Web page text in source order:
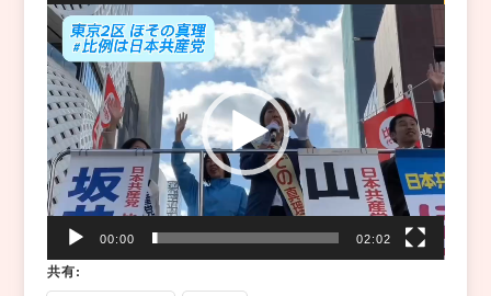
動
画
プ
レ
ー
ヤ
ー
00:00 02:02
共有: